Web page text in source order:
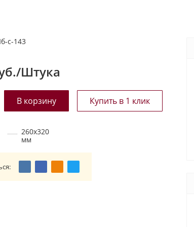
с-143
Штука
260х320
мм